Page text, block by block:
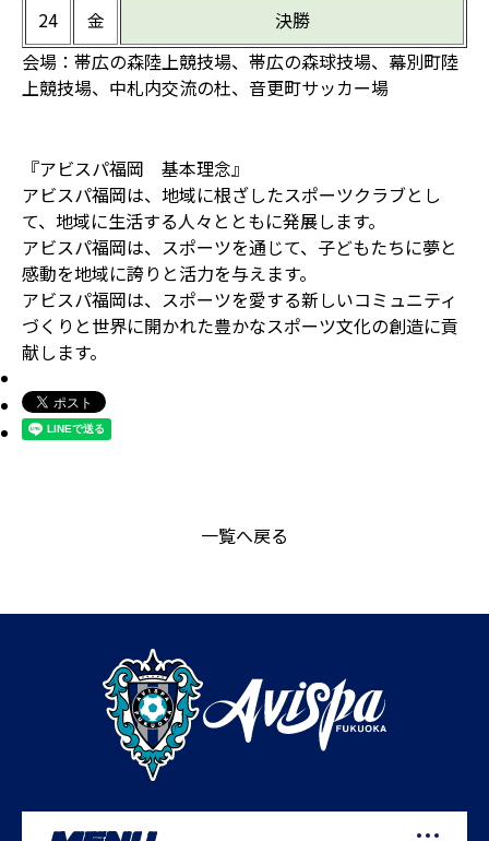
24
金
決勝
会場：帯広の森陸上競技場、帯広の森球技場、幕別町陸
上競技場、中札内交流の杜、音更町サッカー場
『アビスパ福岡 基本理念』
アビスパ福岡は、地域に根ざしたスポーツクラブとし
て、地域に生活する人々とともに発展します。
アビスパ福岡は、スポーツを通じて、子どもたちに夢と
感動を地域に誇りと活力を与えます。
アビスパ福岡は、スポーツを愛する新しいコミュニティ
づくりと世界に開かれた豊かなスポーツ文化の創造に貢
献します。
一覧へ戻る